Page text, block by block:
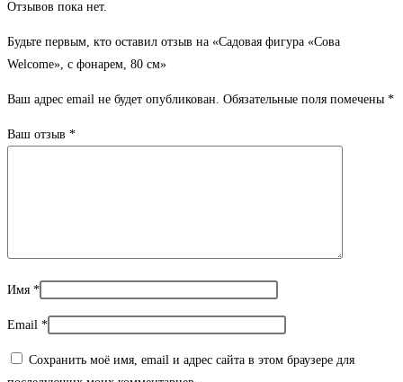
Отзывов пока нет.
Будьте первым, кто оставил отзыв на «Садовая фигура «Сова
Welcome», с фонарем, 80 см»
Ваш адрес email не будет опубликован. Обязательные поля помечены *
Ваш отзыв *
Имя *
Email *
Сохранить моё имя, email и адрес сайта в этом браузере для